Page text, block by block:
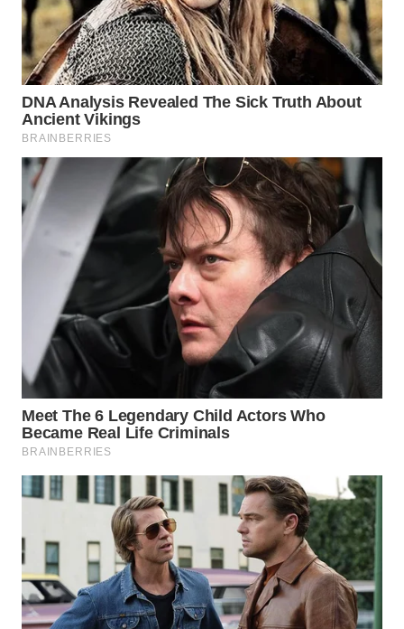
TINGGI
WN
PAKPAK
WN
KARAWANG
WN
BEKASI
WN
BOGOR
WN
DEPOK
WN
TAPANULI
UTARA
WN
SAMOSIR
WN
PADANG
LAWAS